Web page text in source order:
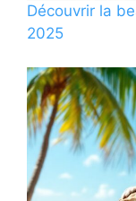
Découvrir la
2025